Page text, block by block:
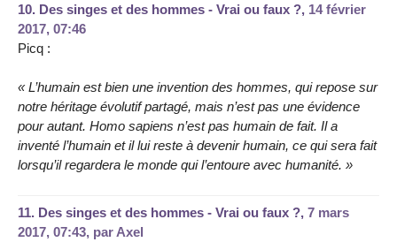
10. Des singes et des hommes - Vrai ou faux ?, 14 février
2017, 07:46
Picq :
« L’humain est bien une invention des hommes, qui repose sur
notre héritage évolutif partagé, mais n’est pas une évidence
pour autant. Homo sapiens n’est pas humain de fait. Il a
inventé l’humain et il lui reste à devenir humain, ce qui sera fait
lorsqu’il regardera le monde qui l’entoure avec humanité. »
11. Des singes et des hommes - Vrai ou faux ?, 7 mars
2017, 07:43, par Axel